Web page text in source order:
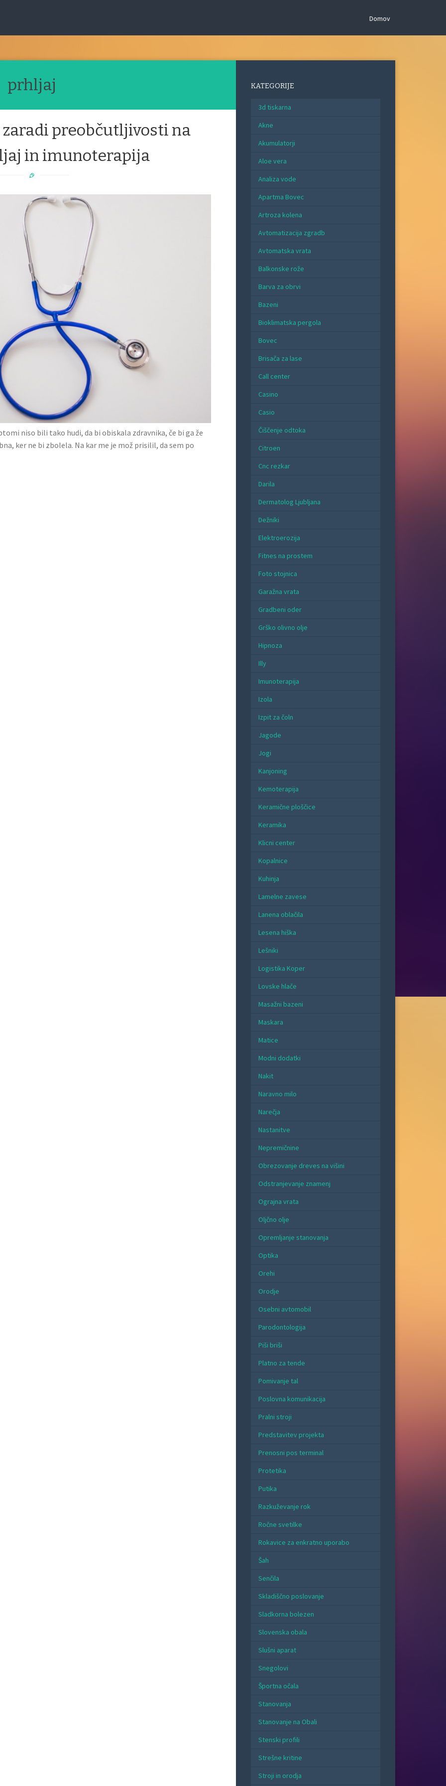
Domov
prhljaj
preobčutljivosti na
in imunoterapija
niso bili tako hudi, da bi obiskala zdravnika, če bi ga že
ker ne bi zbolela. Na kar me je mož prisilil, da sem po
KATEGORIJE
3d tiskarna
Akne
Akumulatorji
Aloe vera
Analiza vode
Apartma Bovec
Artroza kolena
Avtomatizacija zgradb
Avtomatska vrata
Balkonske rože
Barva za obrvi
Bazeni
Bioklimatska pergola
Bovec
Brisača za lase
Call center
Casino
Casio
Čiščenje odtoka
Citroen
Cnc rezkar
Darila
Dermatolog Ljubljana
Dežniki
Elektroerozija
Fitnes na prostem
Foto stojnica
Garažna vrata
Gradbeni oder
Grško olivno olje
Hipnoza
Illy
Imunoterapija
Izola
Izpit za čoln
Jagode
Jogi
Kanjoning
Kemoterapija
Keramične ploščice
Keramika
Klicni center
Kopalnice
Kuhinja
Lamelne zavese
Lanena oblačila
Lesena hiška
Lešniki
Logistika Koper
Lovske hlače
Masažni bazeni
Maskara
Matice
Modni dodatki
Nakit
Naravno milo
Narečja
Nastanitve
Nepremičnine
Obrezovanje dreves na višini
Odstranjevanje znamenj
Ograjna vrata
Oljčno olje
Opremljanje stanovanja
Optika
Orehi
Orodje
Osebni avtomobil
Parodontologija
Piši briši
Platno za tende
Pomivanje tal
Poslovna komunikacija
Pralni stroji
Predstavitev projekta
Prenosni pos terminal
Protetika
Putika
Razkuževanje rok
Ročne svetilke
Rokavice za enkratno uporabo
Šah
Senčila
Skladiščno poslovanje
Sladkorna bolezen
Slovenska obala
Slušni aparat
Snegolovi
Športna očala
Stanovanja
Stanovanje na Obali
Stenski profili
Strešne kritine
Stroji in orodja